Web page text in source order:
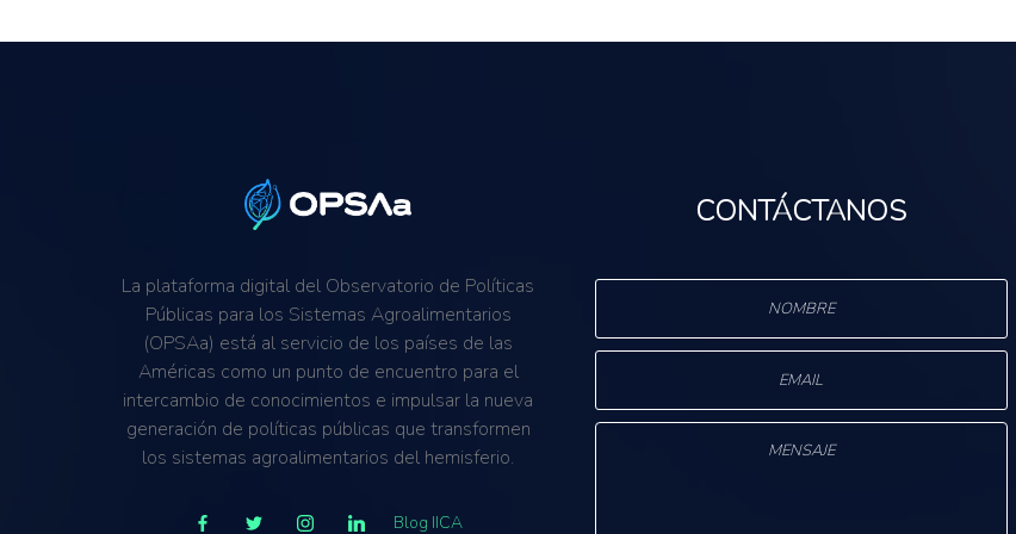
La plataforma digital del Observatorio de Políticas
Públicas para los Sistemas Agroalimentarios
(OPSAa) está al servicio de los países de las
Américas como un punto de encuentro para el
intercambio de conocimientos e impulsar la nueva
generación de políticas públicas que transformen
los sistemas agroalimentarios del hemisferio.
Blog IICA
CONTÁCTANOS